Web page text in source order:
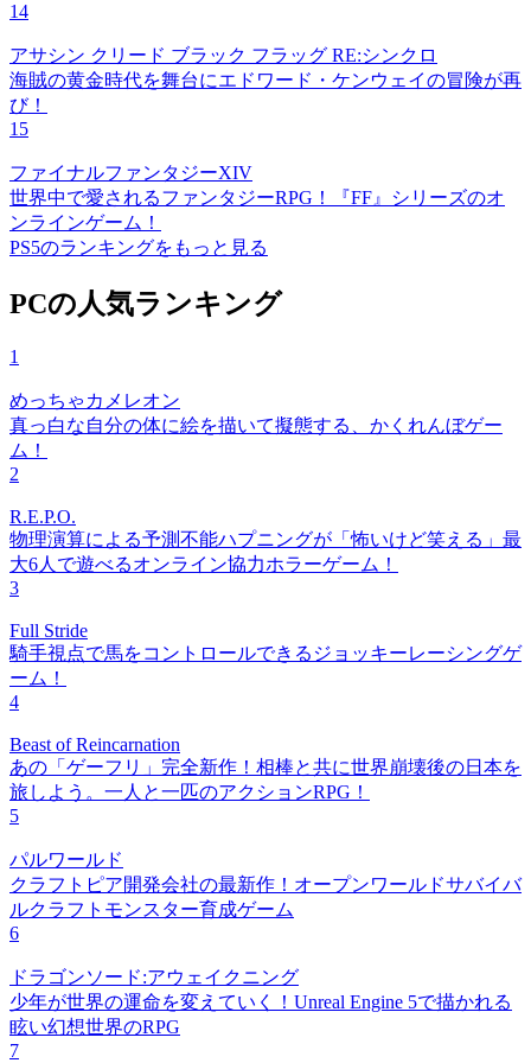
14
アサシン クリード ブラック フラッグ RE:シンクロ
海賊の黄金時代を舞台にエドワード・ケンウェイの冒険が再
び！
15
ファイナルファンタジーXIV
世界中で愛されるファンタジーRPG！『FF』シリーズのオ
ンラインゲーム！
PS5のランキングをもっと見る
PCの人気ランキング
1
めっちゃカメレオン
真っ白な自分の体に絵を描いて擬態する、かくれんぼゲー
ム！
2
R.E.P.O.
物理演算による予測不能ハプニングが「怖いけど笑える」最
大6人で遊べるオンライン協力ホラーゲーム！
3
Full Stride
騎手視点で馬をコントロールできるジョッキーレーシングゲ
ーム！
4
Beast of Reincarnation
あの「ゲーフリ」完全新作！相棒と共に世界崩壊後の日本を
旅しよう。一人と一匹のアクションRPG！
5
パルワールド
クラフトピア開発会社の最新作！オープンワールドサバイバ
ルクラフトモンスター育成ゲーム
6
ドラゴンソード:アウェイクニング
少年が世界の運命を変えていく！Unreal Engine 5で描かれる
眩い幻想世界のRPG
7